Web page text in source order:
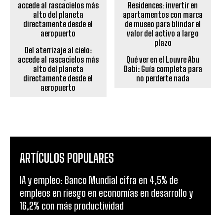
Del aterrizaje al cielo:
accede al rascacielos más
alto del planeta
directamente desde el
aeropuerto
Qué ver en el Louvre Abu
Dabi: Guía completa para
no perderte nada
ARTÍCULOS POPULARES
IA y empleo: Banco Mundial cifra en 4,5% de
empleos en riesgo en economías en desarrollo y
16,2% con más productividad